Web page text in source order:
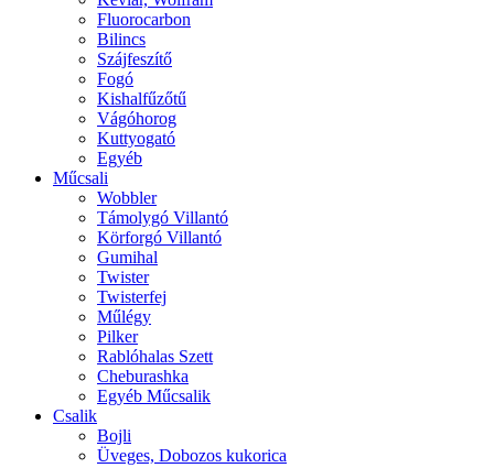
Fluorocarbon
Bilincs
Szájfeszítő
Fogó
Kishalfűzőtű
Vágóhorog
Kuttyogató
Egyéb
Műcsali
Wobbler
Támolygó Villantó
Körforgó Villantó
Gumihal
Twister
Twisterfej
Műlégy
Pilker
Rablóhalas Szett
Cheburashka
Egyéb Műcsalik
Csalik
Bojli
Üveges, Dobozos kukorica